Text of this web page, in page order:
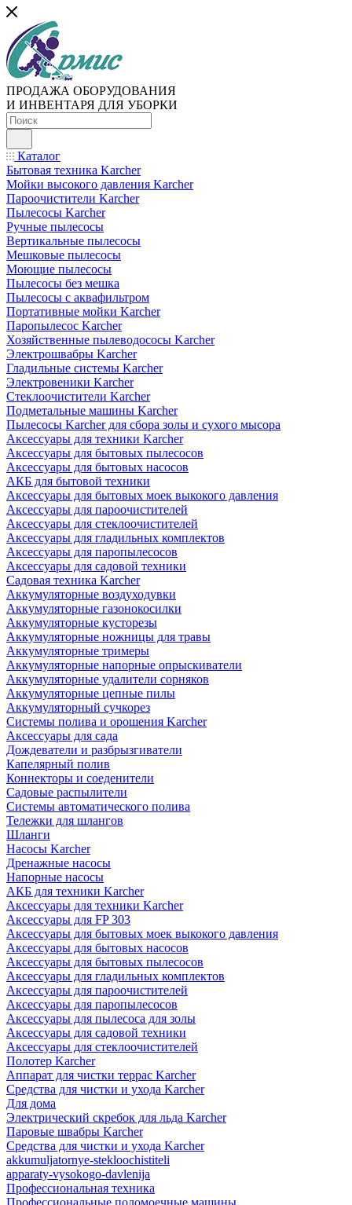
ПРОДАЖА ОБОРУДОВАНИЯ
И ИНВЕНТАРЯ ДЛЯ УБОРКИ
Каталог
Бытовая техника Karcher
Мойки высокого давления Karcher
Пароочистители Karcher
Пылесосы Karcher
Ручные пылесосы
Вертикальные пылесосы
Мешковые пылесосы
Моющие пылесосы
Пылесосы без мешка
Пылесосы с аквафильтром
Портативные мойки Karcher
Паропылесос Karcher
Хозяйственные пылеводососы Karcher
Электрошвабры Karcher
Гладильные системы Karcher
Электровеники Karcher
Стеклоочистители Karcher
Подметальные машины Karcher
Пылесосы Karcher для сбора золы и сухого мысора
Аксессуары для техники Karcher
Аксессуары для бытовых пылесосов
Аксессуары для бытовых насосов
АКБ для бытовой техники
Аксессуары для бытовых моек выкокого давления
Аксессуары для пароочистителей
Аксессуары для стеклоочистителей
Аксессуары для гладильных комплектов
Аксессуары для паропылесосов
Аксессуары для садовой техники
Садовая техника Karcher
Аккумуляторные воздуходувки
Аккумуляторные газонокосилки
Аккумуляторные кусторезы
Аккумуляторные ножницы для травы
Аккумуляторные тримеры
Аккумуляторные напорные опрыскиватели
Аккумуляторные удалители сорняков
Аккумуляторные цепные пилы
Аккумуляторный сучкорез
Системы полива и орошения Karcher
Аксессуары для сада
Дождеватели и разбрызгиватели
Капелярный полив
Коннекторы и соеденители
Садовые распылители
Системы автоматического полива
Тележки для шлангов
Шланги
Насосы Karcher
Дренажные насосы
Напорные насосы
АКБ для техники Karcher
Аксессуары для техники Karcher
Аксессуары для FP 303
Аксессуары для бытовых моек выкокого давления
Аксессуары для бытовых насосов
Аксессуары для бытовых пылесосов
Аксессуары для гладильных комплектов
Аксессуары для пароочистителей
Аксессуары для паропылесосов
Аксессуары для пылесоса для золы
Аксессуары для садовой техники
Аксессуары для стеклоочистителей
Полотер Karcher
Аппарат для чистки террас Karcher
Средства для чистки и ухода Karcher
Для дома
Электрический скребок для льда Karcher
Паровые швабры Karcher
Средства для чистки и ухода Karcher
akkumuljatornye-stekloochistiteli
apparaty-vysokogo-davlenija
Профессиональная техника
Профессиональные поломоечные машины